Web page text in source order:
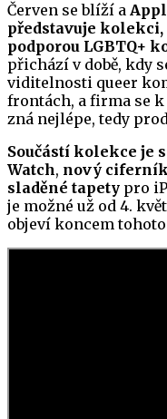
Červen se blíží a
představuje
podporou LGBTQ+
přichází v době, kdy
viditelnosti queer
frontách, a firma se
zná nejlépe, tedy
Součástí kolekce je
Watch, nový ciferník
sladěné tapety pro
je možné už od 4.
objeví koncem